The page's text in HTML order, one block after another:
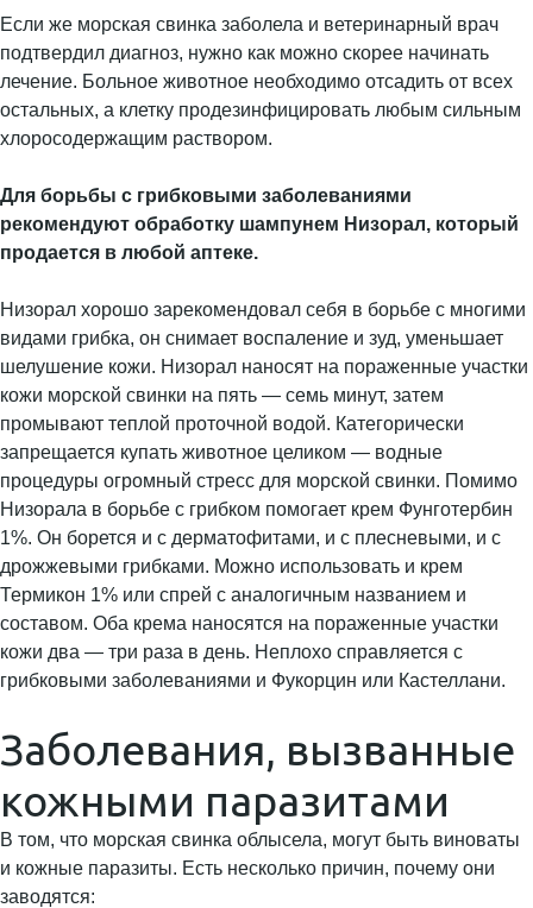
Если же морская свинка заболела и ветеринарный врач
подтвердил диагноз, нужно как можно скорее начинать
лечение. Больное животное необходимо отсадить от всех
остальных, а клетку продезинфицировать любым сильным
хлоросодержащим раствором.
Для борьбы с грибковыми заболеваниями
рекомендуют обработку шампунем Низорал, который
продается в любой аптеке.
Низорал хорошо зарекомендовал себя в борьбе с многими
видами грибка, он снимает воспаление и зуд, уменьшает
шелушение кожи. Низорал наносят на пораженные участки
кожи морской свинки на пять — семь минут, затем
промывают теплой проточной водой. Категорически
запрещается купать животное целиком — водные
процедуры огромный стресс для морской свинки. Помимо
Низорала в борьбе с грибком помогает крем Фунготербин
1%. Он борется и с дерматофитами, и с плесневыми, и с
дрожжевыми грибками. Можно использовать и крем
Термикон 1% или спрей с аналогичным названием и
составом. Оба крема наносятся на пораженные участки
кожи два — три раза в день. Неплохо справляется с
грибковыми заболеваниями и Фукорцин или Кастеллани.
Заболевания, вызванные
кожными паразитами
В том, что морская свинка облысела, могут быть виноваты
и кожные паразиты. Есть несколько причин, почему они
заводятся: